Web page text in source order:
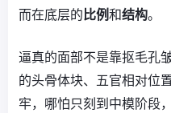
而在底层的比例和结构。
逼真的面部不是靠抠毛孔
的头骨体块、五官相对位
牢，哪怕只刻到中模阶段